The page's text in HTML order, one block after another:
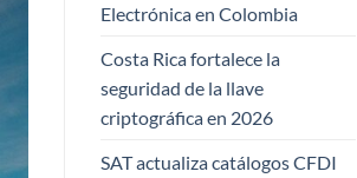
Electrónica en Colombia
Costa Rica fortalece la
seguridad de la llave
criptográfica en 2026
SAT actualiza catálogos CFDI